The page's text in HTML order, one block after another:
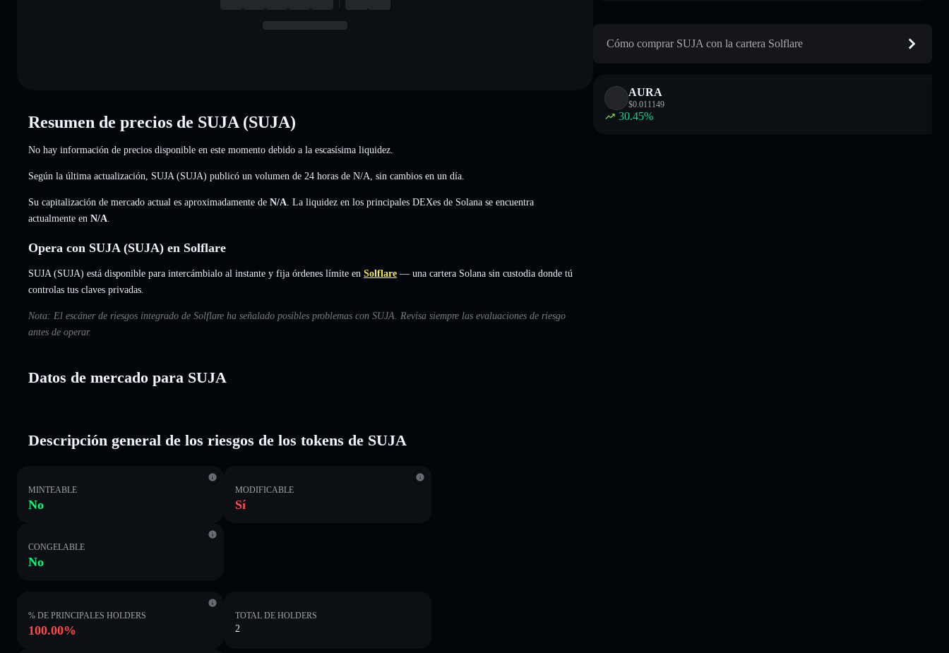
Resumen de precios de SUJA (SUJA)
No hay información de precios disponible en este momento debido a la escasísima liquidez.
Según la última actualización, SUJA (SUJA) publicó un volumen de 24 horas de N/A sin cambios en un día.
Su capitalización de mercado actual es aproximadamente de N/A . La liquidez en los principales DEXes de Solana se encuentra
actualmente en N/A
Opera con SUJA (SUJA) en Solflare
SUJA (SUJA) está disponible para intercámbialo al instante y fija órdenes límite en Solflare — una cartera Solana sin custodia donde tú
controlas tus claves privadas.
Nota: El escáner de riesgos integrado de Solflare ha señalado posibles problemas con SUJA. Revisa siempre las evaluaciones de riesgo
antes de operar.
Datos de mercado para SUJA
Descripción general de los riesgos de los tokens de SUJA
MINTEABLE
No
MODIFICABLE
Sí
CONGELABLE
No
% DE PRINCIPALES HOLDERS
100.00%
TOTAL DE HOLDERS
2
Cómo comprar SUJA con la cartera Solflare
AURA
$0.011149
30.45%